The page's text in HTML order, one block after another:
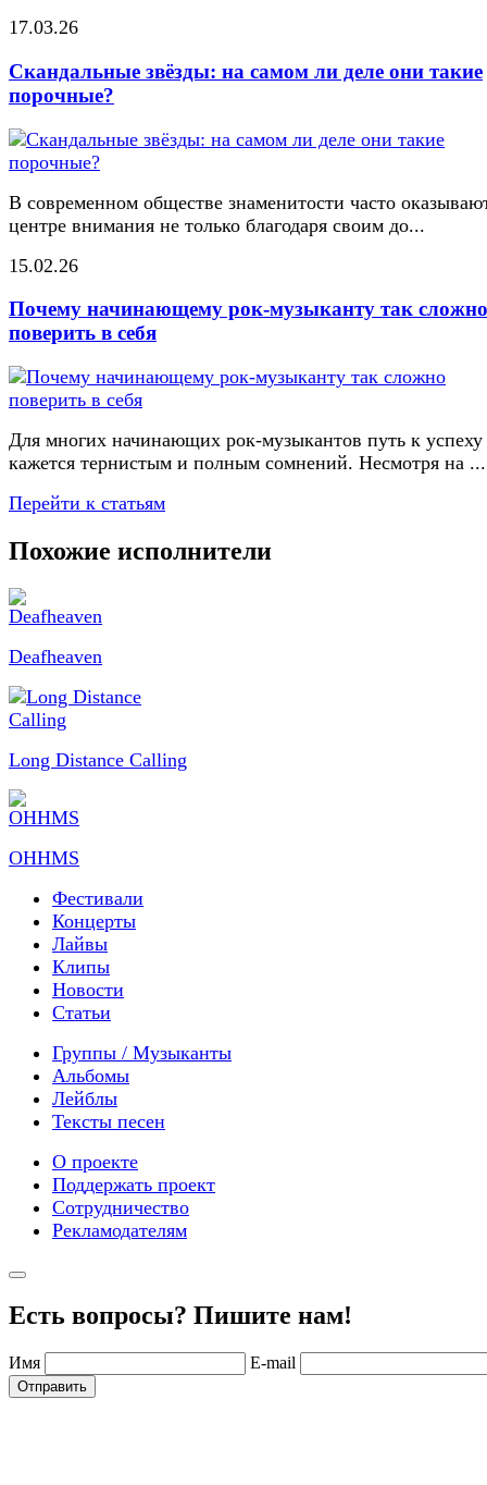
17.03.26
Скандальные звёзды: на самом ли деле они такие
порочные?
В современном обществе знаменитости часто
центре внимания не только благодаря своим до...
15.02.26
Почему начинающему рок-музыканту так сложно
поверить в себя
Для многих начинающих рок-музыкантов путь к успеху
кажется тернистым и полным сомнений. Несмотря на ...
Перейти к статьям
Похожие исполнители
Deafheaven
Long Distance Calling
OHHMS
Фестивали
Концерты
Лайвы
Клипы
Новости
Статьи
Группы / Музыканты
Альбомы
Лейблы
Тексты песен
О проекте
Поддержать проект
Сотрудничество
Рекламодателям
Есть вопросы? Пишите нам!
Имя E-mail